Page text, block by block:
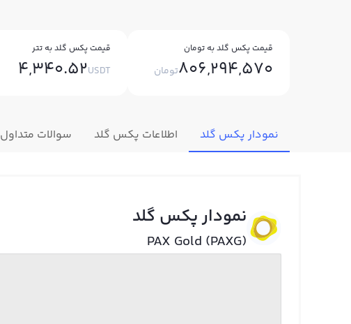
قیمت پکس گلد به تومان
806,294,570تومان
قیمت پکس گلد به تتر
4,340.52USDT
نمودار پکس گلد اطلاعات پکس گلد سوالات متداول
نمودار پکس گلد
PAX Gold (PAXG)